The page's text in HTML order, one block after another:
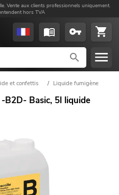
Vente aux clients professionnels uniquement.
hors TVA
et confettis / Liquide fumigène
-B2D- Basic, 5l liquide